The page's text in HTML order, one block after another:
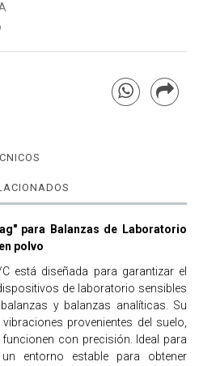
para Balanzas de Laboratorio
polvo
está diseñada para garantizar el
de laboratorio sensibles
y balanzas analíticas. Su
provenientes del suelo,
con precisión. Ideal para
entorno estable para obtener